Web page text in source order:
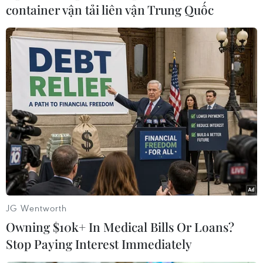
sử, các tấm hình hay các bản thảo./.
(TTXVN/Vietnam+)
#thư viện trực tuyến #Google
#bộ sách tiếng Hebrew
container vận tải liên vận Trung Quốc
JG Wentworth
Owning $10k+ In Medical Bills Or Loans?
Stop Paying Interest Immediately